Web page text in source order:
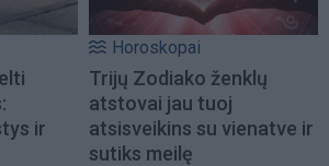
ir
Horoskopai
Trijų Zodiako ženklų
atstovai jau tuoj
atsisveikins su vienatve ir
sutiks meilę